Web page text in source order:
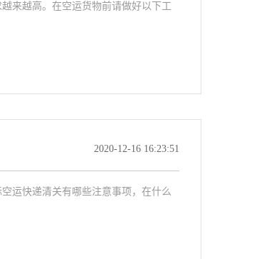
来越高。在空运货物前请做好以下工
2020-12-16 16:23:51
运快递清关有哪些注意事项，在什么